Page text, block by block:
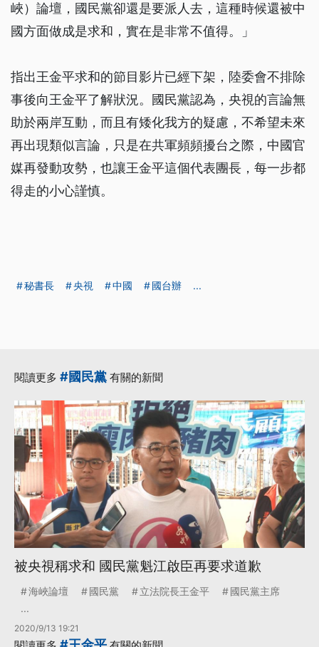
峽）論壇，國民黨卻還是要派人去，這種時候還被中
國方面做成是求和，實在是非常不值得。」
指出王金平求和的節目影片已經下架，陸委會不排除
事後向王金平了解狀況。國民黨認為，央視的言論無
助於兩岸互動，而且有矮化我方的疑慮，不希望未來
再出現類似言論，只是在共軍頻頻擾台之際，中國官
媒再發動攻勢，也讓王金平這個代表團長，每一步都
得走的小心謹慎。
秘書長 央視 中國 國台辦 ...
閱讀更多 #國民黨 有關的新聞
被央視稱求和 國民黨魁江啟臣再要求道歉
海峽論壇 國民黨 立法院長王金平
國民黨主席
...
2020/9/13 19:21